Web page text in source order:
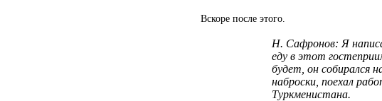
Вскоре после этого.
Н. Сафронов: Я
еду в этот
будет, он собирался
наброски, поехал
Туркменистана.